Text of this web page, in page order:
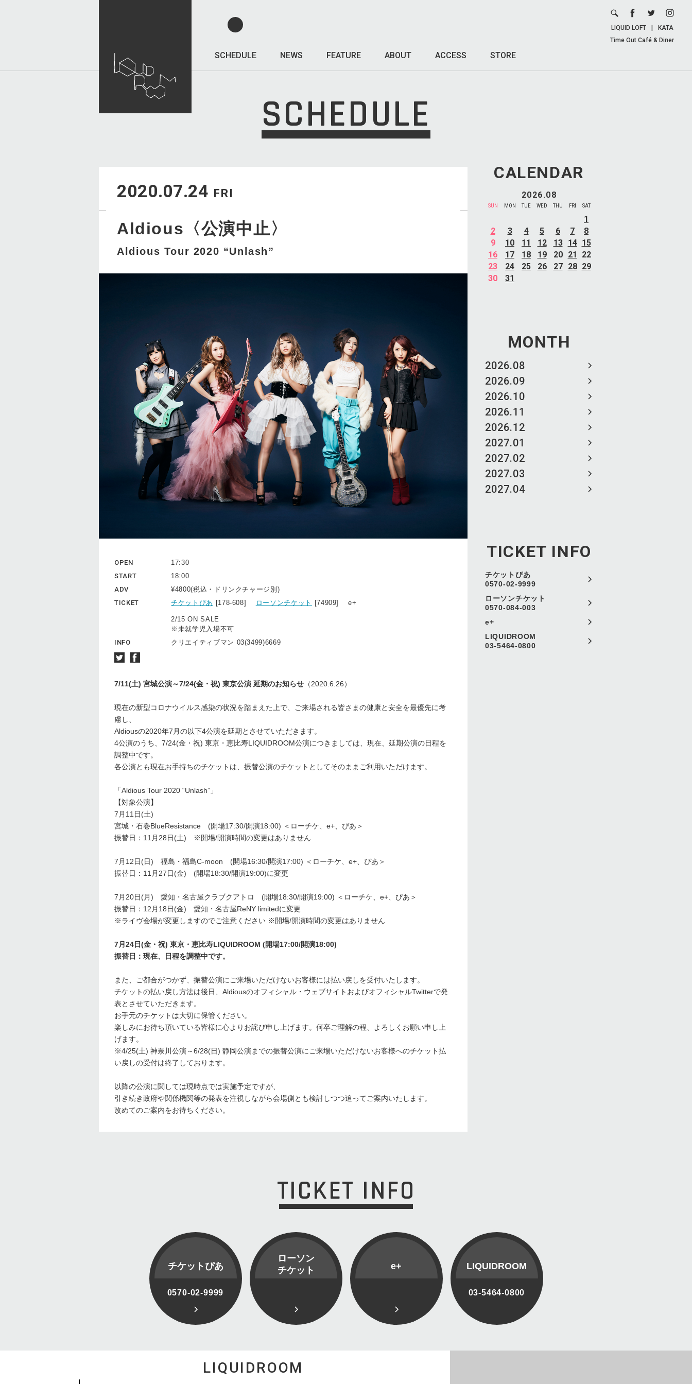
SCHEDULE NEWS FEATURE ABOUT ACCESS STORE
LIQUID LOFT
KATA
Time Out Café & Diner
SCHEDULE
CALENDAR
2026.08
SUN MON TUE WED THU FRI SAT
1
2
3 4 5 6 7
8
9
10 11 12 13 14 15
16
17 18 19 20 21
22
23
24 25 26 27 28 29
30
31
MONTH
2026.08
2026.09
2026.10
2026.11
2026.12
2027.01
2027.02
2027.03
2027.04
TICKET INFO
チケットぴあ
0570-02-9999
ローソンチケット
0570-084-003
e+
LIQUIDROOM
03-5464-0800
2020.07.24 FRI
Aldious〈公演中止〉
Aldious Tour 2020 “Unlash”
OPEN
17:30
START
18:00
ADV
¥4800(税込・ドリンクチャージ別)
TICKET
チケットぴあ [178-608] ローソンチケット [74909] e+
2/15 ON SALE
※未就学児入場不可
INFO
クリエイティブマン 03(3499)6669
7/11(土) 宮城公演～7/24(金・祝) 東京公演 延期のお知らせ （2020.6.26）
現在の新型コロナウイルス感染の状況を踏まえた上で、ご来場される皆さまの健康と安全を最優先に考
慮し、
Aldiousの2020年7月の以下4公演を延期とさせていただきます。
4公演のうち、7/24(金・祝) 東京・恵比寿LIQUIDROOM公演につきましては、現在、延期公演の日程を
調整中です。
各公演とも現在お手持ちのチケットは、振替公演のチケットとしてそのままご利用いただけます。
「Aldious Tour 2020 “Unlash”」
【対象公演】
7月11日(土)
宮城・石巻BlueResistance (開場17:30/開演18:00) ＜ローチケ、e+、ぴあ＞
振替日：11月28日(土) ※開場/開演時間の変更はありません
7月12日(日) 福島・福島C-moon (開場16:30/開演17:00) ＜ローチケ、e+、ぴあ＞
振替日：11月27日(金) (開場18:30/開演19:00)に変更
7月20日(月) 愛知・名古屋クラブクアトロ (開場18:30/開演19:00) ＜ローチケ、e+、ぴあ＞
振替日：12月18日(金) 愛知・名古屋ReNY limitedに変更
※ライヴ会場が変更しますのでご注意ください ※開場/開演時間の変更はありません
7月24日(金・祝) 東京・恵比寿LIQUIDROOM (開場17:00/開演18:00)
振替日：現在、日程を調整中です。
また、ご都合がつかず、振替公演にご来場いただけないお客様には払い戻しを受付いたします。
チケットの払い戻し方法は後日、Aldiousのオフィシャル・ウェブサイトおよびオフィシャルTwitterで発
表とさせていただきます。
お手元のチケットは大切に保管ください。
楽しみにお待ち頂いている皆様に心よりお詫び申し上げます。何卒ご理解の程、よろしくお願い申し上
げます。
※4/25(土) 神奈川公演～6/28(日) 静岡公演までの振替公演にご来場いただけないお客様へのチケット払
い戻しの受付は終了しております。
以降の公演に関しては現時点では実施予定ですが、
引き続き政府や関係機関等の発表を注視しながら会場側とも検討しつつ追ってご案内いたします。
改めてのご案内をお待ちください。
TICKET INFO
チケットぴあ
0570-02-9999
ローソン
チケット
e+ LIQUIDROOM
03-5464-0800
LIQUIDROOM